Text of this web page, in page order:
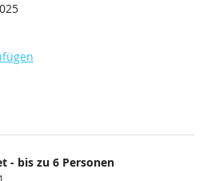
- bis zu 6 Personen